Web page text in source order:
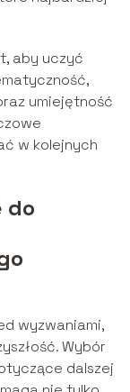
aby uczyć
umiejętność
w kolejnych
do
wyzwaniami,
Wybór
dalszej